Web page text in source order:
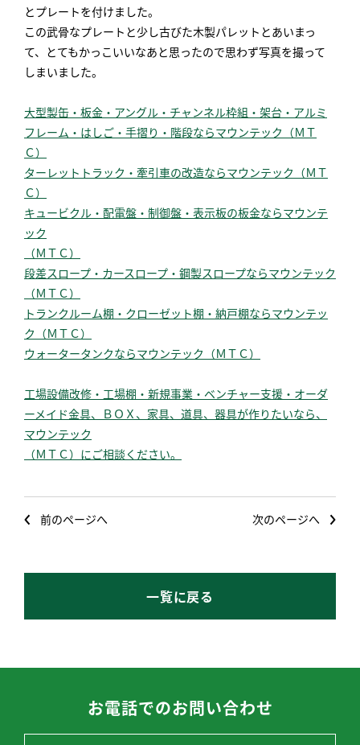
とプレートを付けました。
この武骨なプレートと少し古びた木製パレットとあいまっ
て、とてもかっこいいなあと思ったので思わず写真を撮って
しまいました。
大型製缶・板金・アングル・チャンネル枠組・架台・アルミ
フレーム・はしご・手摺り・階段ならマウンテック（ＭＴ
Ｃ）
ターレットトラック・牽引車の改造ならマウンテック（ＭＴ
Ｃ）
キュービクル・配電盤・制御盤・表示板の板金ならマウンテ
ック
（ＭＴＣ）
段差スロープ・カースロープ・鋼製スロープならマウンテック
（ＭＴＣ）
トランクルーム棚・クローゼット棚・納戸棚ならマウンテッ
ク（ＭＴＣ）
ウォータータンクならマウンテック（ＭＴＣ）
工場設備改修・工場棚・新規事業・ベンチャー支援・オーダ
ーメイド金具、ＢＯＸ、家具、道具、器具が作りたいなら、
マウンテック
（ＭＴＣ） にご相談ください。
前のページへ 次のページへ
一覧に戻る
お電話でのお問い合わせ